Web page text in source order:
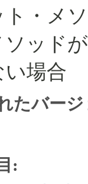
ト・メ
ソッド
場合
たバージ
: